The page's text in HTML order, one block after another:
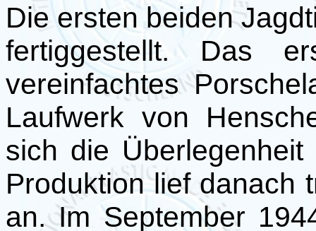
Die ersten beiden
fertiggestellt. Das
vereinfachtes
Laufwerk von
sich die
Produktion lief danach
an. Im September